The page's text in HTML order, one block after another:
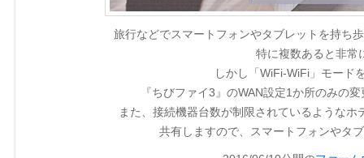
旅行などでスマートフォンやタブレットを持ち
特に複数あると非常
しかし「WiFi-WiFi」モード
『ちびファイ3』のWAN設定1か所のみの
また、接続機器台数が制限されているような
共有しますので、スマートフォンやタ